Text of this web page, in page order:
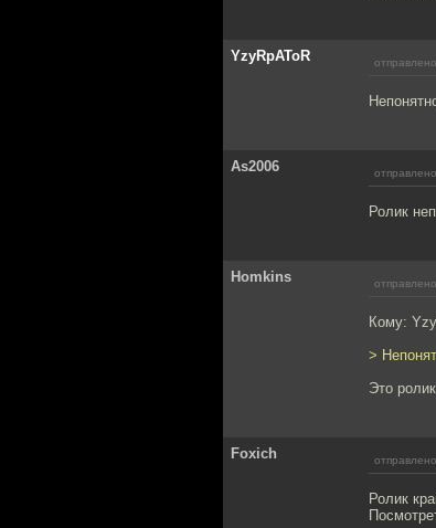
YzyRpAToR
As2006
Ролик
Homkins
Кому:
>
Это
Foxich
Ролик